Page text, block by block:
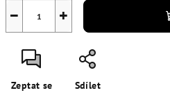
+
−
Zeptat se Sdílet